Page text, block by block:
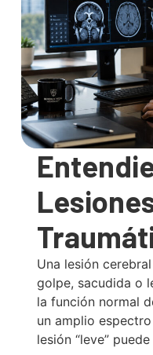
Una lesión
golpe, sacudida o
la función normal
un amplio
lesión “leve”